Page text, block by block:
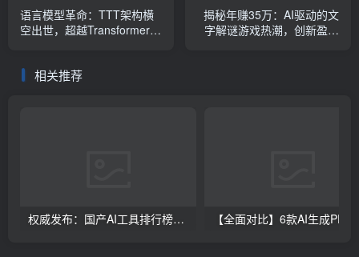
语言模型革命：TTT架构横
空出世，超越Transformer，
揭秘年赚35万：AI驱动的文
字解谜游戏热潮，创新盈利
相关推荐
权威发布：国产AI工具排行榜TOP10，必备神器一览无余